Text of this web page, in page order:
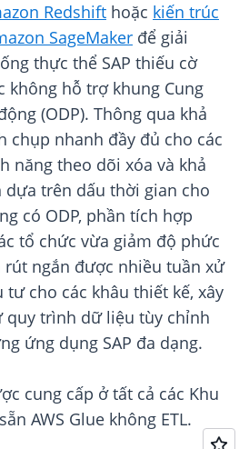
Redshift hoặc kiến trúc
SageMaker để giải
thực thể SAP thiếu cờ
không hỗ trợ khung Cung
(ODP). Thông qua khả
chụp nhanh đầy đủ cho các
năng theo dõi xóa và khả
dựa trên dấu thời gian cho
có ODP, phần tích hợp
tổ chức vừa giảm độ phức
rút ngắn được nhiều tuần xử
tư cho các khâu thiết kế, xây
quy trình dữ liệu tùy chỉnh
ứng dụng SAP đa dạng.
cung cấp ở tất cả các Khu
AWS Glue không ETL.